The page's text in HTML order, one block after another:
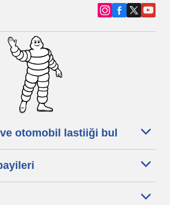
otomobil lastiiği bul